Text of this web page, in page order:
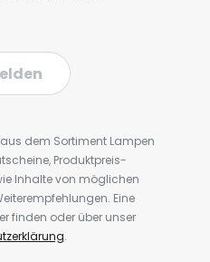
dem Sortiment Lampen
Produktpreis-
Inhalte von möglichen
Eine
finden oder über unser
.